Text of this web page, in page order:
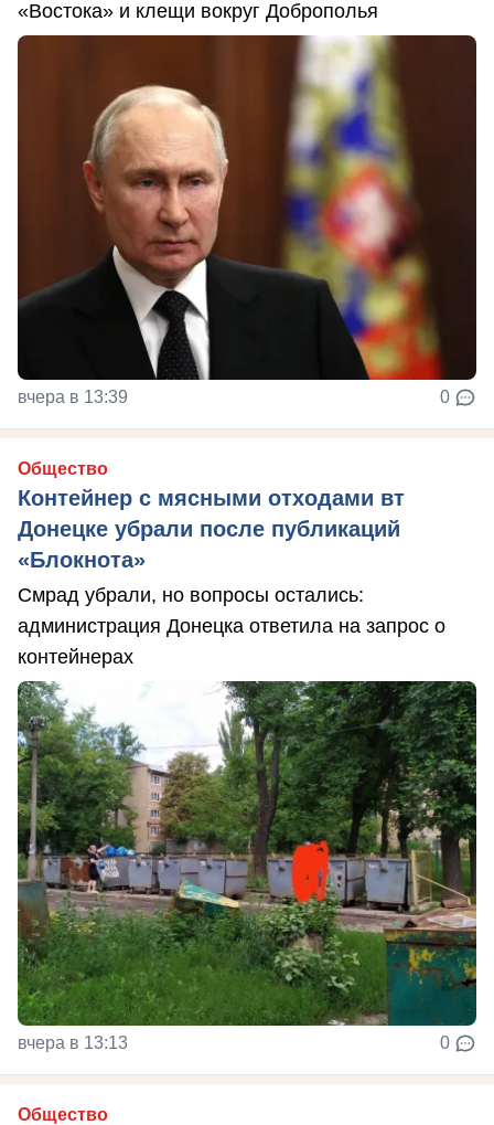
«Востока» и клещи вокруг Доброполья
вчера в 13:39 0
Общество
Контейнер с мясными отходами вт
Донецке убрали после публикаций
«Блокнота»
Смрад убрали, но вопросы остались:
администрация Донецка ответила на запрос о
контейнерах
вчера в 13:13 0
Общество